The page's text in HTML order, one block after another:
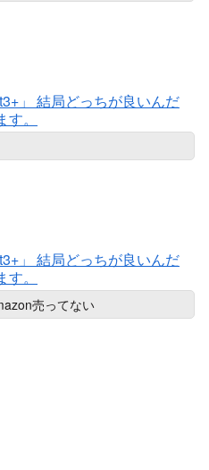
」 結局どっちが良いんだ
。
」 結局どっちが良いんだ
。
売ってない